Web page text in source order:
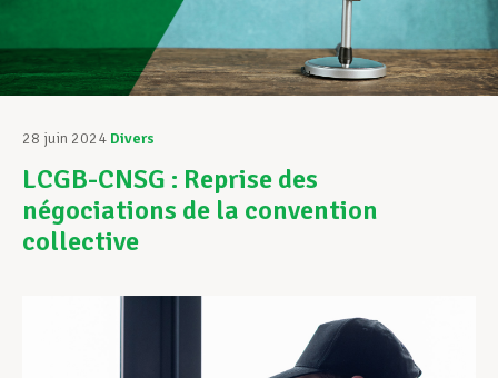
Structures syndicales
Assistance au Travail
Vos droits
Développement professionnel
28 juin 2024 Divers
LCGB-CNSG : Reprise des
négociations de la convention
collective